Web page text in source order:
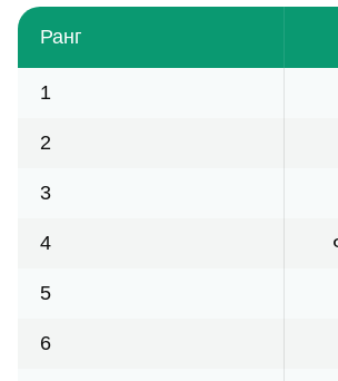
Ранг
1
2
3
4
5
6